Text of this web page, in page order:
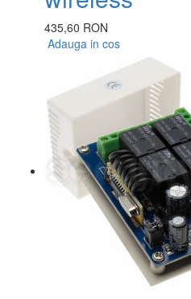
435,60 RON
Adauga in cos